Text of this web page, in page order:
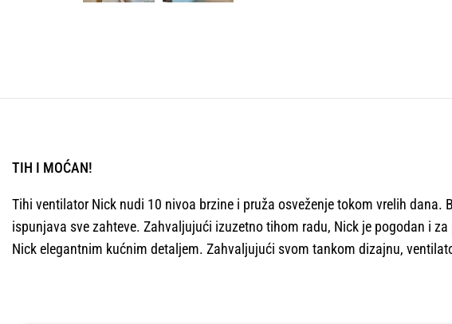
TIH I MOĆAN!
Tihi ventilator Nick nudi 10 nivoa brzine i pruža osveženje tokom vrelih
ispunjava sve zahteve. Zahvaljujući izuzetno tihom radu, Nick je pogodan i
Nick elegantnim kućnim detaljem. Zahvaljujući svom tankom dizajnu,